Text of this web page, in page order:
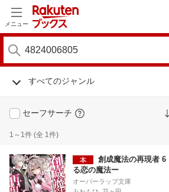
メニュー
すべてのジャンル
セーフサーチ
1～1件 (全 1件)
創成魔法の再現者
る恋の魔法ー
オーバーラップ文庫